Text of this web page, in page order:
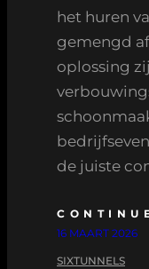
het huren
gemengd
oplossing
de juiste
16 MAART 2026
SIXTUNNELS